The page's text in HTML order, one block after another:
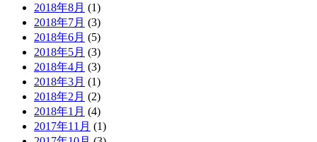
2018年8月 (1)
2018年7月 (3)
2018年6月 (5)
2018年5月 (3)
2018年4月 (3)
2018年3月 (1)
2018年2月 (2)
2018年1月 (4)
2017年11月 (1)